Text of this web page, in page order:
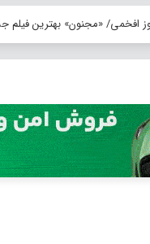
افخمی/ «مجنون» بهترین فیلم